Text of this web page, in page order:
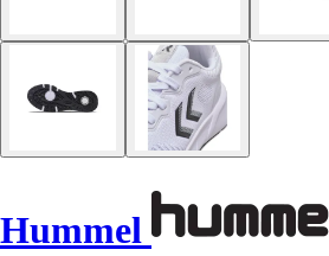
Hummel